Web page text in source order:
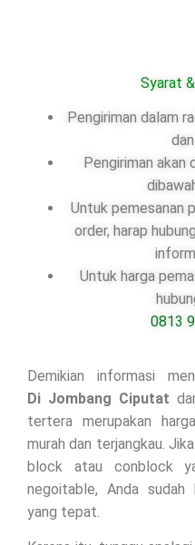
Syarat
Pengiriman dalam
Pengiriman akan
Untuk pemesanan
order, harap
Untuk harga
0813
Demikian informasi
Di Jombang Ciputat
tertera merupakan
murah dan terjangkau.
block atau conblock
negoitable, Anda
yang tepat.